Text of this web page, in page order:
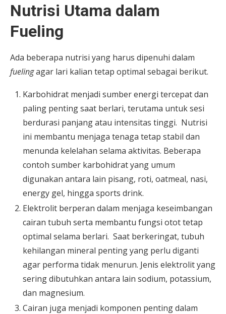
Nutrisi Utama dalam
Fueling
Ada beberapa nutrisi yang harus dipenuhi dalam
fuelingagar lari kalian tetap optimal sebagai berikut.
Karbohidrat menjadi sumber energi tercepat dan
paling penting saat berlari, terutama untuk sesi
berdurasi panjang atau intensitas tinggi. Nutrisi
ini membantu menjaga tenaga tetap stabil dan
menunda kelelahan selama aktivitas. Beberapa
contoh sumber karbohidrat yang umum
digunakan antara lain pisang, roti, oatmeal, nasi,
energy gel, hingga sports drink.
Elektrolit berperan dalam menjaga keseimbangan
cairan tubuh serta membantu fungsi otot tetap
optimal selama berlari. Saat berkeringat, tubuh
kehilangan mineral penting yang perlu diganti
agar performa tidak menurun. Jenis elektrolit yang
sering dibutuhkan antara lain sodium, potassium,
dan magnesium.
Cairan juga menjadi komponen penting dalam